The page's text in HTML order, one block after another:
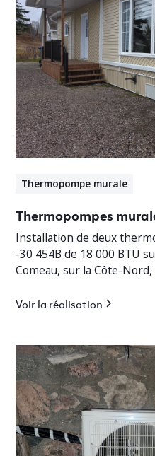
Thermopompe murale
Thermopompes
Installation de deux
-30 454B de 18 000 BTU
Comeau, sur la Côte-
Voir la réalisation